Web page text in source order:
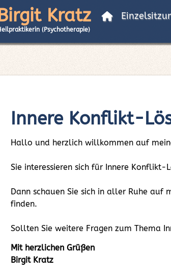
Kratz
(Psychotherapie)
Innere Konflikt-
Hallo und herzlich willkommen auf
Sie interessieren sich für Innere Konflikt-
Dann schauen Sie sich in aller Ruhe auf
finden.
Sollten Sie weitere Fragen zum Thema
Mit herzlichen Grüßen
Birgit Kratz